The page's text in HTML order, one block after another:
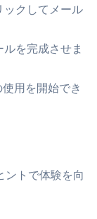
ックしてメール
を完成させま
用を開始でき
ントで体験を向